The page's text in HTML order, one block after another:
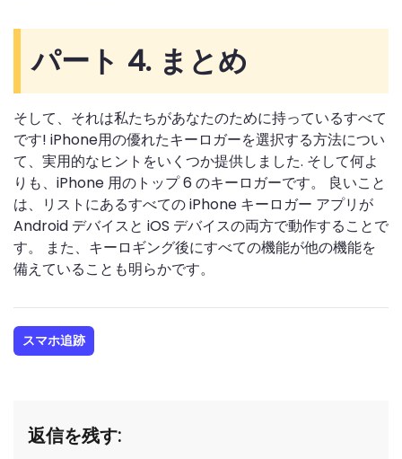
パート 4. まとめ
そして、それは私たちがあなたのために持っているすべて
です! iPhone用の優れたキーロガーを選択する方法につい
て、実用的なヒントをいくつか提供しました. そして何よ
りも、iPhone 用のトップ 6 のキーロガーです。 良いこと
は、リストにあるすべての iPhone キーロガー アプリが
Android デバイスと iOS デバイスの両方で動作することで
す。 また、キーロギング後にすべての機能が他の機能を
備えていることも明らかです。
スマホ追跡
返信を残す: